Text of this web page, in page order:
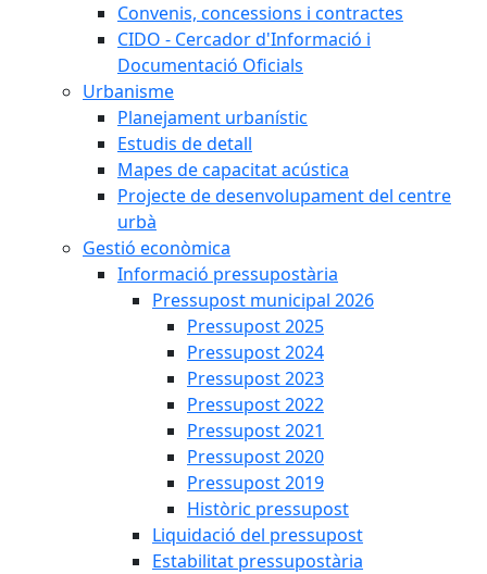
Convenis, concessions i contractes
CIDO - Cercador d'Informació i
Documentació Oficials
Urbanisme
Planejament urbanístic
Estudis de detall
Mapes de capacitat acústica
Projecte de desenvolupament del centre
urbà
Gestió econòmica
Informació pressupostària
Pressupost municipal 2026
Pressupost 2025
Pressupost 2024
Pressupost 2023
Pressupost 2022
Pressupost 2021
Pressupost 2020
Pressupost 2019
Històric pressupost
Liquidació del pressupost
Estabilitat pressupostària